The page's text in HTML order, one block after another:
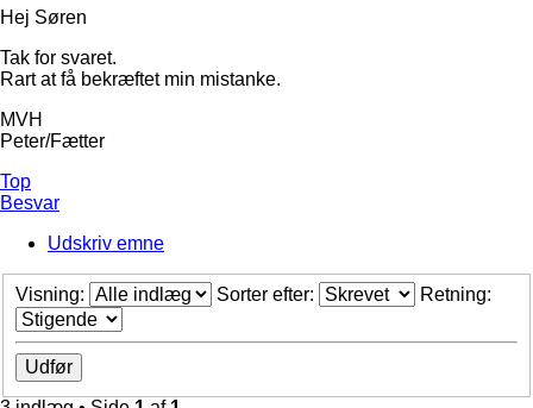
Hej Søren
Tak for svaret.
Rart at få bekræftet min mistanke.
MVH
Peter/Fætter
Top
Besvar
Udskriv emne
Visning: Sorter efter: Retning: